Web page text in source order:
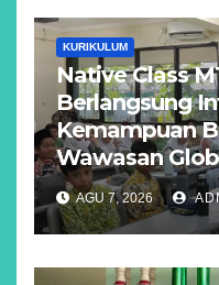
KURIKULUM
Native Class
Berlangsung
Kemampuan
Wawasan
AGU 7, 2026